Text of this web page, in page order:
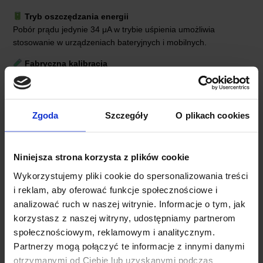
Zgoda Szczegóły O plikach cookies
Niniejsza strona korzysta z plików cookie
Wykorzystujemy pliki cookie do spersonalizowania treści
i reklam, aby oferować funkcje społecznościowe i
analizować ruch w naszej witrynie. Informacje o tym, jak
korzystasz z naszej witryny, udostępniamy partnerom
społecznościowym, reklamowym i analitycznym.
Partnerzy mogą połączyć te informacje z innymi danymi
otrzymanymi od Ciebie lub uzyskanymi podczas
Tryb oszczędzania energii
Pobór prądu jedynie 34 μA w trybie uśpienia umożliwia
stosowanie w urządzeniach bateryjnych i mobilnych.
Fabryczna kalibracja
Użytkownik nie musi przeprowadzać dodatkowej kalibracji –
urządzenie jest gotowe do pracy zaraz po podłączeniu.